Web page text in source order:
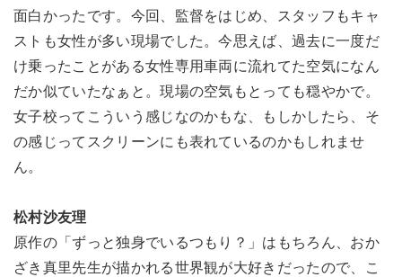
面白かったです。今回、監督をはじめ、スタッフもキャ
ストも女性が多い現場でした。今思えば、過去に一度だ
け乗ったことがある女性専用車両に流れてた空気になん
だか似ていたなぁと。現場の空気もとっても穏やかで。
女子校ってこういう感じなのかもな、もしかしたら、そ
の感じってスクリーンにも表れているのかもしれませ
ん。
松村沙友理
原作の「ずっと独身でいるつもり？」はもちろん、おか
ざき真里先生が描かれる世界観が大好きだったので、こ